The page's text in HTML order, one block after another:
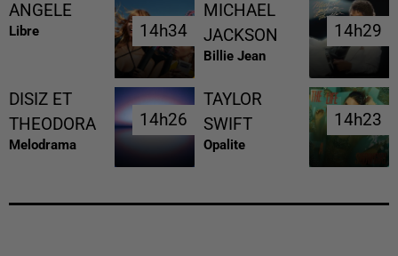
ANGELE
Libre 14h34
14h34
MICHAEL
JACKSON
Billie Jean
14h29
14h29
DISIZ ET
THEODORA
Melodrama
14h26
14h26
TAYLOR
SWIFT
Opalite
14h23
14h23